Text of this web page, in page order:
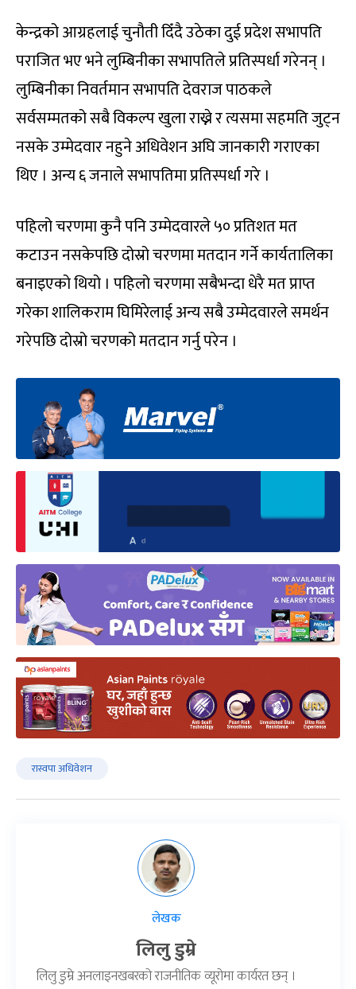
केन्द्रको आग्रहलाई चुनौती दिँदै उठेका दुई प्रदेश सभापति
पराजित भए भने लुम्बिनीका सभापतिले प्रतिस्पर्धा गरेनन् ।
लुम्बिनीका निवर्तमान सभापति देवराज पाठकले
सर्वसम्मतको सबै विकल्प खुला राख्ने र त्यसमा सहमति जुट्न
नसके उम्मेदवार नहुने अधिवेशन अघि जानकारी गराएका
थिए । अन्य ६ जनाले सभापतिमा प्रतिस्पर्धा गरे ।
पहिलो चरणमा कुनै पनि उम्मेदवारले ५० प्रतिशत मत
कटाउन नसकेपछि दोस्रो चरणमा मतदान गर्ने कार्यतालिका
बनाइएको थियो । पहिलो चरणमा सबैभन्दा धेरै मत प्राप्त
गरेका शालिकराम घिमिरेलाई अन्य सबै उम्मेदवारले समर्थन
गरेपछि दोस्रो चरणको मतदान गर्नु परेन ।
रास्वपा अधिवेशन
लेखक
लिलु डुम्रे
लिलु डुम्रे अनलाइनखबरको राजनीतिक व्यूरोमा कार्यरत छन् ।